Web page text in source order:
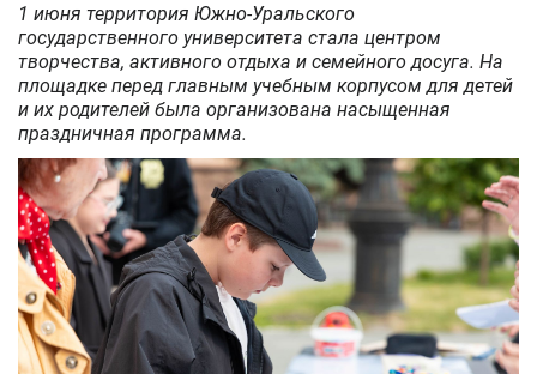
1 июня территория Южно-Уральского
государственного университета стала центром
творчества, активного отдыха и семейного досуга. На
площадке перед главным учебным корпусом для детей
и их родителей была организована насыщенная
праздничная программа.